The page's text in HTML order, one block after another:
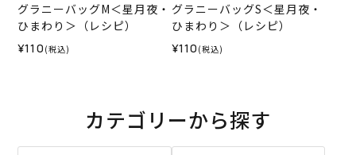
グラニーバッグM＜星月夜・
ひまわり＞（レシピ）
¥110 (税込)
グラニーバッグS＜星月夜・
ひまわり＞（レシピ）
¥110 (税込)
カテゴリーから探す